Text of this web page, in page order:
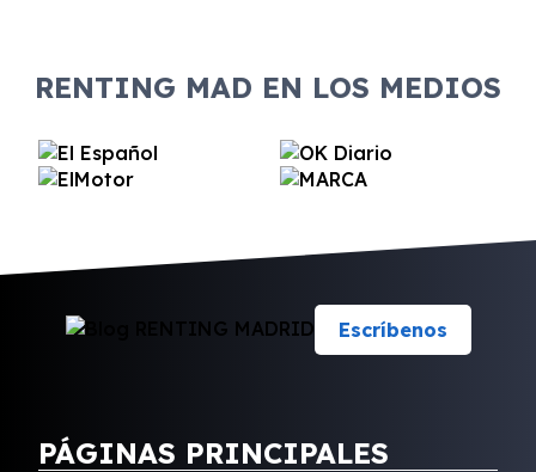
RENTING MAD EN LOS MEDIOS
Escríbenos
PÁGINAS PRINCIPALES